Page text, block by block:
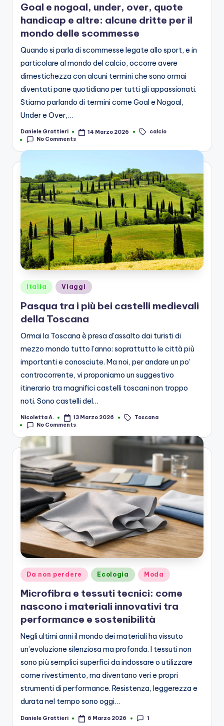
Goal e nogoal, under, over, quote
handicap e altre: alcune dritte per il
mondo delle scommesse
Quando si parla di scommesse legate allo sport, e in
particolare al mondo del calcio, occorre avere
dimestichezza con alcuni termini che sono ormai
diventati pane quotidiano per tutti gli appassionati.
Stiamo parlando di termini come Goal e Nogoal,
Under e Over,…
Posted
by
Daniele Grattieri 14 Marzo 2026
Tags:
calcio
No Comments
Posted
Italia Viaggi
Pasqua tra i più bei castelli medievali
della Toscana
Ormai la Toscana è presa d'assalto dai turisti di
mezzo mondo tutto l'anno: soprattutto le città più
importanti e conosciute. Ma noi, per andare un po'
controcorrente, vi proponiamo un suggestivo
itinerario tra magnifici castelli toscani non troppo
noti. Sono castelli del…
Posted
by
Nicoletta A. 13 Marzo 2026
Tags:
Toscana
No Comments
Posted
Da non perdere Ecologia Moda
Microfibra e tessuti tecnici: come
nascono i materiali innovativi tra
performance e sostenibilità
Negli ultimi anni il mondo dei materiali ha vissuto
un’evoluzione silenziosa ma profonda. I tessuti non
sono più semplici superfici da indossare o utilizzare
come rivestimento, ma diventano veri e propri
strumenti di performance. Resistenza, leggerezza e
durata nel tempo sono oggi…
Posted
Daniele Grattieri 6 Marzo 2026 1